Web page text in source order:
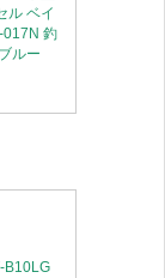
ル ベイ
017N 釣
ルー
B10LG